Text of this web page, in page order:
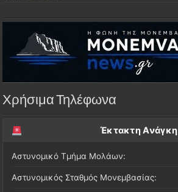
Χρήσιμα Τηλέφωνα
Έκτακτη Ανάγκη
Αστυνομικό Τμήμα Μολάων:
Αστυνομικός Σταθμός Μονεμβασίας: